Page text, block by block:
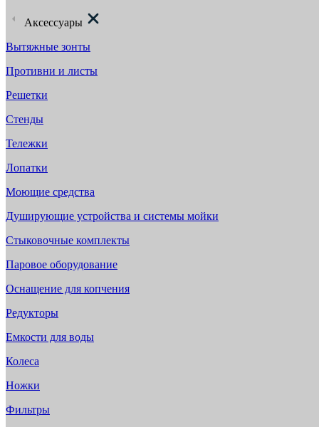
Аксессуары
Вытяжные зонты
Противни и листы
Решетки
Стенды
Тележки
Лопатки
Моющие средства
Душирующие устройства и системы мойки
Стыковочные комплекты
Паровое оборудование
Оснащение для копчения
Редукторы
Емкости для воды
Колеса
Ножки
Фильтры